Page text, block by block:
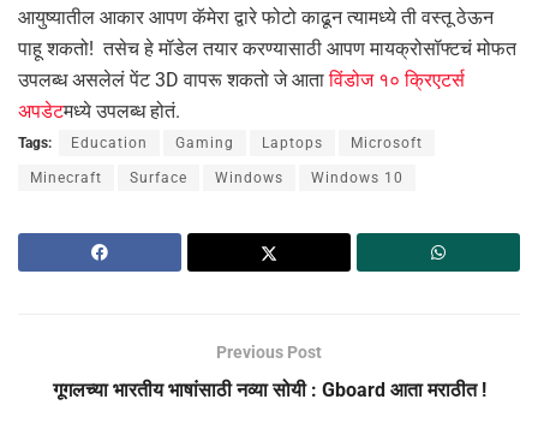
आयुष्यातील आकार आपण कॅमेरा द्वारे फोटो काढून त्यामध्ये ती वस्तू ठेऊन
पाहू शकतो! तसेच हे मॉडेल तयार करण्यासाठी आपण मायक्रोसॉफ्टचं मोफत
उपलब्ध असलेलं पेंट 3D वापरू शकतो जे आताविंडोज १० क्रिएटर्स
अपडेटमध्ये उपलब्ध होतं.
Tags: Education Gaming Laptops Microsoft
Minecraft Surface Windows Windows 10
Previous Post
गूगलच्या भारतीय भाषांसाठी नव्या सोयी : Gboard आता मराठीत !